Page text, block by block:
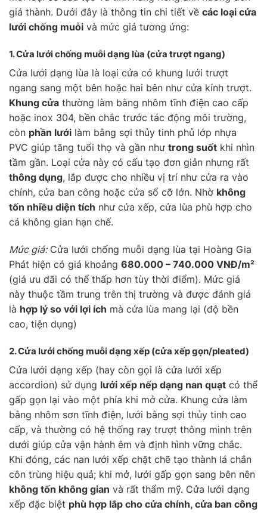
giá thành. Dưới đây là thông tin chi tiết về các loại cửa
lưới chống muỗi và mức giá tương ứng:
1. Cửa lưới chống muỗidạng lùa (cửa trượt ngang)
Cửa lưới dạng lùa là loại cửa có khung lưới trượt
ngang sang một bên hoặc hai bên như cửa kính trượt.
Khung cửa thường làm bằng nhôm tĩnh điện cao cấp
hoặc inox 304, bền chắc trước tác động môi trường,
còn phần lưới làm bằng sợi thủy tinh phủ lớp nhựa
PVC giúp tăng tuổi thọ và gần như trong suốt khi nhìn
tầm gần. Loại cửa này có cấu tạo đơn giản nhưng rất
thông dụng, lắp được cho nhiều vị trí như cửa ra vào
chính, cửa ban công hoặc cửa sổ cỡ lớn. Nhờ không
tốn nhiều diện tích như cửa xếp, cửa lùa phù hợp cho
cả không gian hạn chế.
Mức giá:Cửa lưới chống muỗi dạng lùa tại Hoàng Gia
Phát hiện có giá khoảng 680.000 – 740.000 VNĐ/m²
(giá ưu đãi có thể thấp hơn tùy thời điểm). Mức giá
này thuộc tầm trung trên thị trường và được đánh giá
là hợp lý so với lợi ích mà cửa lùa mang lại (độ bền
cao, tiện dụng)
2. Cửa lưới chống muỗidạng xếp (cửa xếp gọn/pleated)
Cửa lưới dạng xếp (hay còn gọi là cửa lưới xếp
accordion) sử dụng lưới xếp nếp dạng nan quạt có thể
gấp gọn lại vào một phía khi mở cửa. Khung cửa làm
bằng nhôm sơn tĩnh điện, lưới bằng sợi thủy tinh cao
cấp, và thường có hệ thống ray trượt thông minh trên
dưới giúp cửa vận hành êm và định hình vững chắc.
Khi đóng, các nan lưới xếp chặt chẽ tạo thành lá chắn
côn trùng hiệu quả; khi mở, lưới gấp gọn sang bên nên
không tốn không gian và rất thẩm mỹ. Cửa lưới dạng
xếp đặc biệt phù hợp lắp cho cửa chính, cửa ban công